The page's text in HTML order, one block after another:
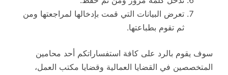
تعرض البيانات التي قمت بإدخالها لمراجعتها ومن
ثم تقوم بطباعتها.
سوف يقوم بالرد على كافة استفساراتكم أحد محامين
المتخصصين في القضايا العمالية وقضايا مكتب العمل،